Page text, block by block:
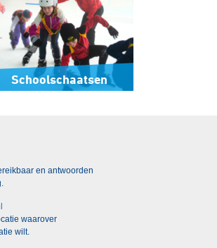
Schoolschaatsen
en antwoorden
waarover
wilt.